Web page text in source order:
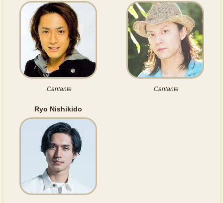
Cantante Cantante
Ryo Nishikido